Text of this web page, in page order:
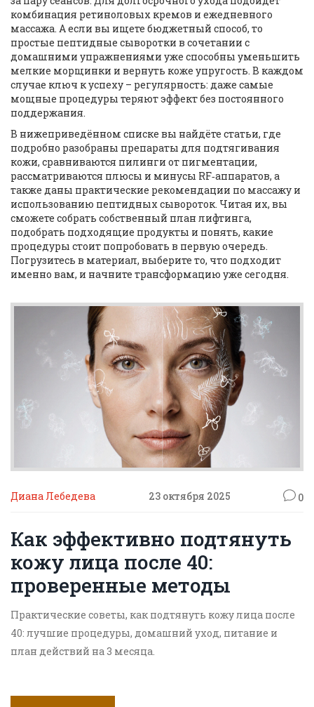
комбинация ретиноловых кремов и ежедневного
массажа. А если вы ищете бюджетный способ, то
простые пептидные сыворотки в сочетании с
домашними упражнениями уже способны уменьшить
мелкие морщинки и вернуть коже упругость. В каждом
случае ключ к успеху – регулярность: даже самые
мощные процедуры теряют эффект без постоянного
поддержания.
В нижеприведённом списке вы найдёте статьи, где
подробно разобраны препараты для подтягивания
кожи, сравниваются пилинги от пигментации,
рассматриваются плюсы и минусы RF‑аппаратов, а
также даны практические рекомендации по массажу и
использованию пептидных сывороток. Читая их, вы
сможете собрать собственный план лифтинга,
подобрать подходящие продукты и понять, какие
процедуры стоит попробовать в первую очередь.
Погрузитесь в материал, выберите то, что подходит
именно вам, и начните трансформацию уже сегодня.
Диана Лебедева 23 октября 2025 0
Как эффективно подтянуть
кожу лица после 40:
проверенные методы
Практические советы, как подтянуть кожу лица после
40: лучшие процедуры, домашний уход, питание и
план действий на 3 месяца.